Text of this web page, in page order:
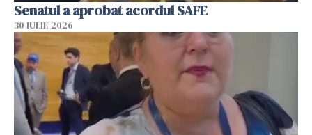
Senatul a aprobat acordul SAFE
30 IULIE 2026